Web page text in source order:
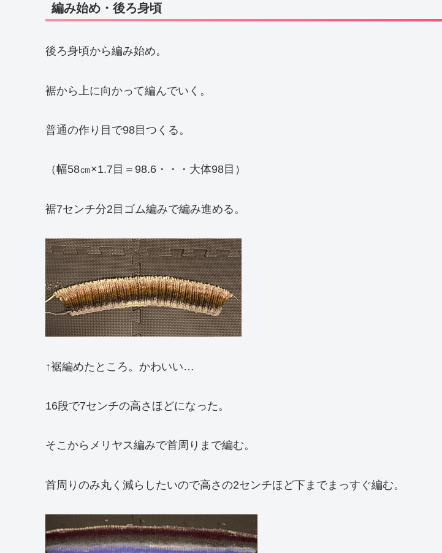
編み始め・後ろ身頃
後ろ身頃から編み始め。
裾から上に向かって編んでいく。
普通の作り目で98目つくる。
（幅58㎝×1.7目＝98.6・・・大体98目）
裾7センチ分2目ゴム編みで編み進める。
↑裾編めたところ。かわいい…
16段で7センチの高さほどになった。
そこからメリヤス編みで首周りまで編む。
首周りのみ丸く減らしたいので高さの2センチほど下までまっすぐ編む。